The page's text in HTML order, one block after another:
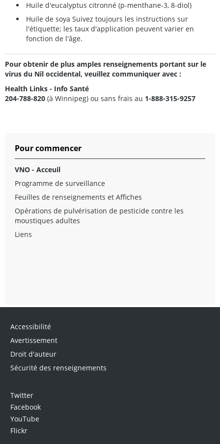
Huile d'eucalyptus citronné (p-menthane-3, 8-diol)
Huile de soya Suivez toujours les instructions sur
l'étiquette; les taux d'application peuvent varier en
fonction de l'âge.
Pour obtenir de plus amples renseignements portant sur le
virus du Nil occidental, veuillez communiquer avec :
Health Links - Info Santé
204-788-820 (à Winnipeg) ou sans frais au 1-888-315-9257
Pour commencer
VNO - Acceuil
Programme de surveillance
Feuilles de renseignements et Affiches
Opérations de pulvérisation de pesticide contre les
moustiques adultes
Liens
Accessibilité
Avertissement
Droit d'auteur
Sécurité des renseignements
Twitter
Facebook
YouTube
Flickr